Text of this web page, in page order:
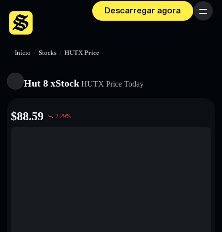
Descarregar agora Menu
Início / Stocks / HUTX Price
Hut 8 xStock HUTX Price Today
$88.59 2.29%